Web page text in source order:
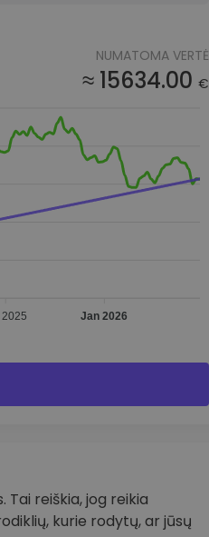
NUMATOMA VERTĖ
≈ 15634.00 €
Jan 2026
reiškia, jog reikia
kurie rodytų, ar jūsų